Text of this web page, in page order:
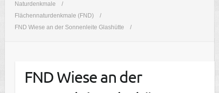
Naturdenkmale
Flächennaturdenkmale (FND)
FND Wiese an der Sonnenleite Glashütte
FND Wiese an der